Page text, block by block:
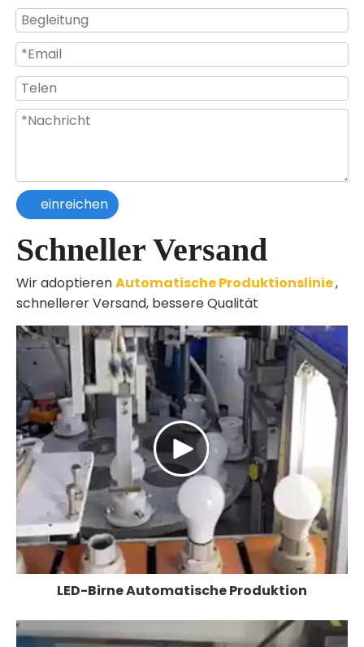
einreichen
Schneller Versand
Wir adoptierenAutomatische Produktionslinie,
schnellerer Versand, bessere Qualität
LED-Birne Automatische Produktion